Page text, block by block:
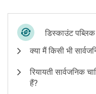
डिस्काउंट
क्या मैं किसी भी
रियायती सार्वजनिक
हैं?